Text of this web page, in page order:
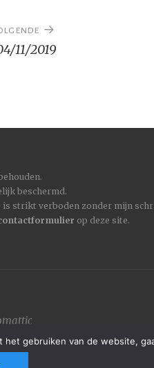
11/2019
beschermd.
is strikt verboden zonder mijn
op deze site.
gebruiken van de website,